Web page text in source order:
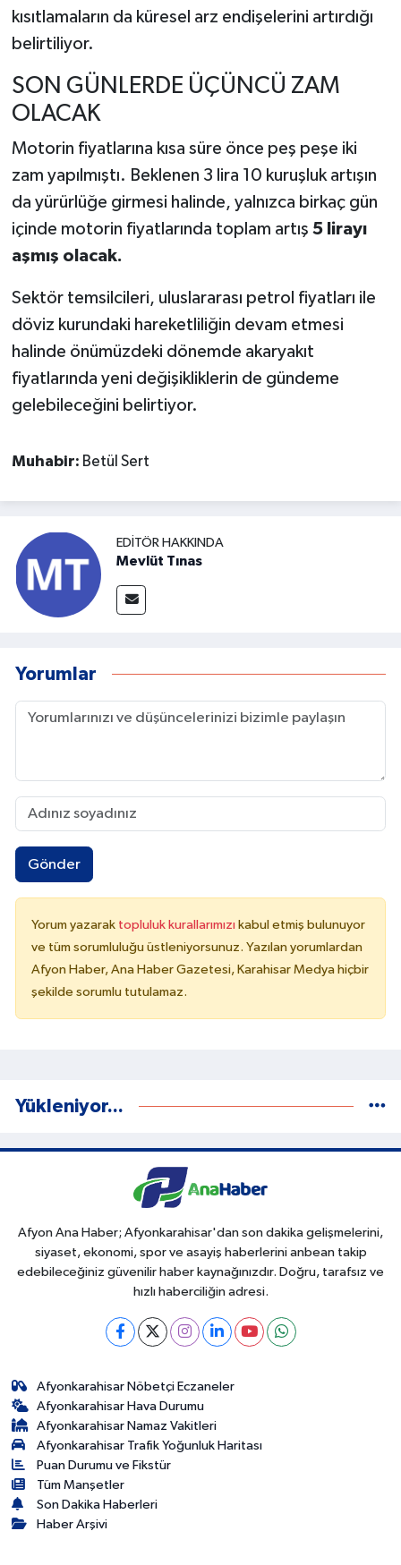
kısıtlamaların da küresel arz endişelerini artırdığı
belirtiliyor.
SON GÜNLERDE ÜÇÜNCÜ ZAM
OLACAK
Motorin fiyatlarına kısa süre önce peş peşe iki
zam yapılmıştı. Beklenen 3 lira 10 kuruşluk artışın
da yürürlüğe girmesi halinde, yalnızca birkaç gün
içinde motorin fiyatlarında toplam artış 5 lirayı
aşmış olacak.
Sektör temsilcileri, uluslararası petrol fiyatları ile
döviz kurundaki hareketliliğin devam etmesi
halinde önümüzdeki dönemde akaryakıt
fiyatlarında yeni değişikliklerin de gündeme
gelebileceğini belirtiyor.
Muhabir: Betül Sert
EDITÖR HAKKINDA
Mevlüt Tınas
Yorumlar
Gönder
Yorum yazarak topluluk kurallarımızı kabul etmiş bulunuyor
ve tüm sorumluluğu üstleniyorsunuz. Yazılan yorumlardan
Afyon Haber, Ana Haber Gazetesi, Karahisar Medya hiçbir
şekilde sorumlu tutulamaz.
Yükleniyor...
Afyon Ana Haber; Afyonkarahisar'dan son dakika gelişmelerini,
siyaset, ekonomi, spor ve asayiş haberlerini anbean takip
edebileceğiniz güvenilir haber kaynağınızdır. Doğru, tarafsız ve
hızlı haberciliğin adresi.
Afyonkarahisar Nöbetçi Eczaneler
Afyonkarahisar Hava Durumu
Afyonkarahisar Namaz Vakitleri
Afyonkarahisar Trafik Yoğunluk Haritası
Puan Durumu ve Fikstür
Tüm Manşetler
Son Dakika Haberleri
Haber Arşivi